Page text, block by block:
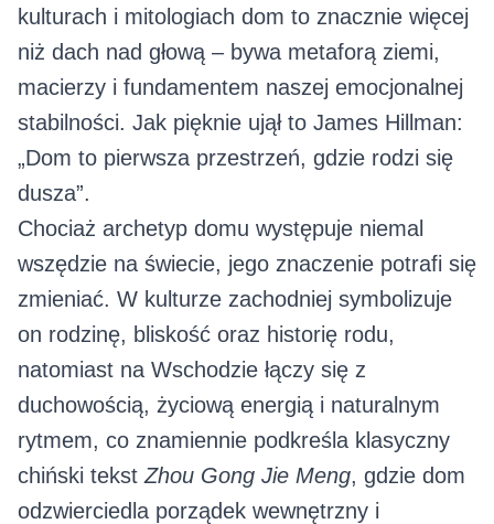
kulturach i mitologiach dom to znacznie więcej
niż dach nad głową – bywa metaforą ziemi,
macierzy i fundamentem naszej emocjonalnej
stabilności. Jak pięknie ujął to James Hillman:
„Dom to pierwsza przestrzeń, gdzie rodzi się
dusza”.
Chociaż archetyp domu występuje niemal
wszędzie na świecie, jego znaczenie potrafi się
zmieniać. W kulturze zachodniej symbolizuje
on rodzinę, bliskość oraz historię rodu,
natomiast na Wschodzie łączy się z
duchowością, życiową energią i naturalnym
rytmem, co znamiennie podkreśla klasyczny
chiński tekst Zhou Gong Jie Meng, gdzie dom
odzwierciedla porządek wewnętrzny i